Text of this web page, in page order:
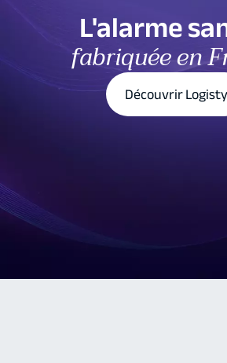
L'alarme
fabriquée en
Découvrir Logisty